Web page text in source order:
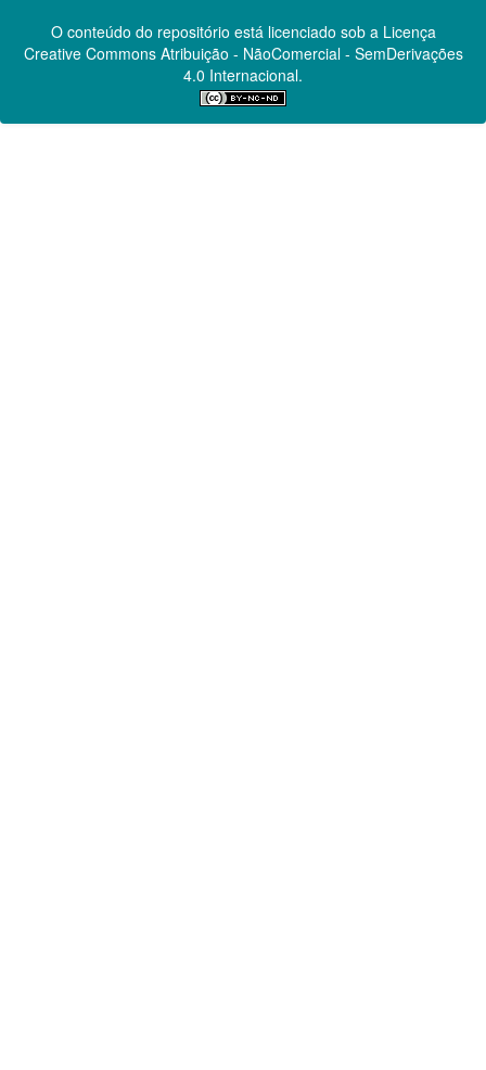
O conteúdo do repositório está licenciado sob a Licença
Creative CommonsAtribuição - NãoComercial - SemDerivações
4.0 Internacional.